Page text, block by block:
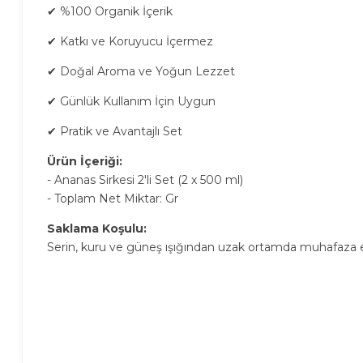
✔ %100 Organik İçerik
✔ Katkı ve Koruyucu İçermez
✔ Doğal Aroma ve Yoğun Lezzet
✔ Günlük Kullanım İçin Uygun
✔ Pratik ve Avantajlı Set
Ürün İçeriği:
- Ananas Sirkesi 2'li Set (2 x 500 ml)
- Toplam Net Miktar: Gr
Saklama Koşulu:
Serin, kuru ve güneş ışığından uzak ortamda muhafaza